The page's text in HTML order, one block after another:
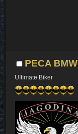
PECA BMW
Ultimate Biker